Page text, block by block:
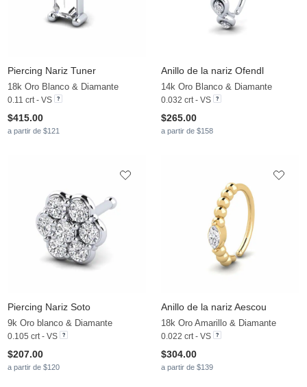
Piercing Nariz Tuner
18k Oro Blanco & Diamante
0.11 crt - VS
$415.00
a partir de $121
Anillo de la nariz Ofendl
14k Oro Blanco & Diamante
0.032 crt - VS
$265.00
a partir de $158
Piercing Nariz Soto
9k Oro blanco & Diamante
0.105 crt - VS
$207.00
a partir de $120
Anillo de la nariz Aescou
18k Oro Amarillo & Diamante
0.022 crt - VS
$304.00
a partir de $139